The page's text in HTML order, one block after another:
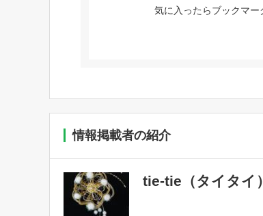
気に入ったらブックマー
情報掲載者の紹介
tie-tie（タイタイ）